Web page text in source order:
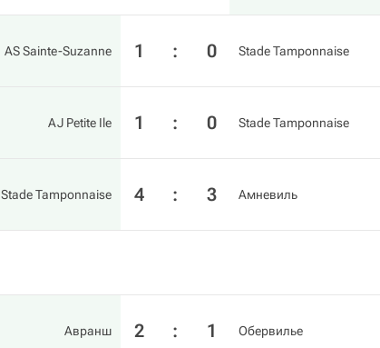
AS Sainte-Suzanne 1 : 0 Stade Tamponnaise
AJ Petite Ile 1 : 0 Stade Tamponnaise
Stade Tamponnaise 4 : 3 Амневиль
Авранш 2 : 1 Обервилье